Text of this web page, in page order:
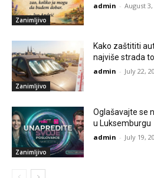
Zanimljivo
admin - August 3,
Zanimljivo
Kako zaštititi
najviše strada
admin - July 22,
Zanimljivo
Oglašavajte se
u Luksemburgu
admin - July 19,